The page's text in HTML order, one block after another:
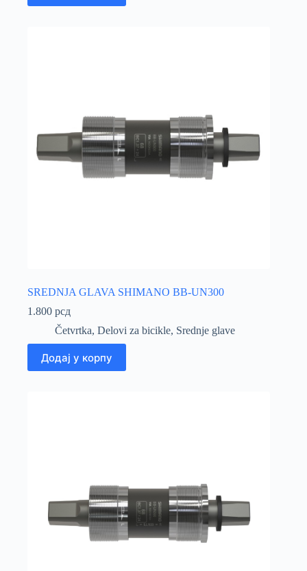
SREDNJA GLAVA SHIMANO BB-UN300
1.800 рсд
Četvrtka, Delovi za bicikle, Srednje glave
Додај у корпу